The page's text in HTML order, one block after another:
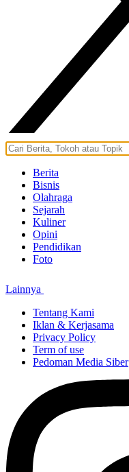
Berita
Bisnis
Olahraga
Sejarah
Kuliner
Opini
Pendidikan
Foto
Lainnya
Tentang Kami
Iklan & Kerjasama
Privacy Policy
Term of use
Pedoman Media Siber